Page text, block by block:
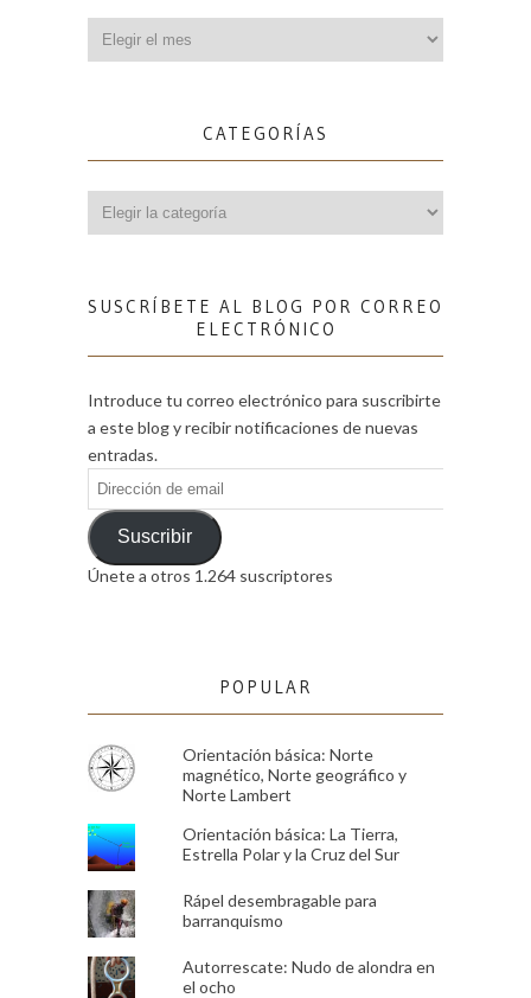
CATEGORÍAS
SUSCRÍBETE AL BLOG POR CORREO
ELECTRÓNICO
Introduce tu correo electrónico para suscribirte
a este blog y recibir notificaciones de nuevas
entradas.
Dirección
de
emailSuscribir
Únete a otros 1.264 suscriptores
POPULAR
Orientación básica: Norte
magnético, Norte geográfico y
Norte Lambert
Orientación básica: La Tierra,
Estrella Polar y la Cruz del Sur
Rápel desembragable para
barranquismo
Autorrescate: Nudo de alondra en
el ocho